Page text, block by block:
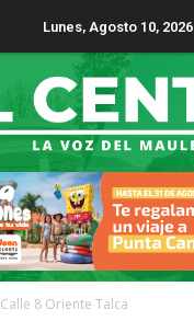
Lunes, Agosto 10, 2026
Calle 8 Oriente Talca